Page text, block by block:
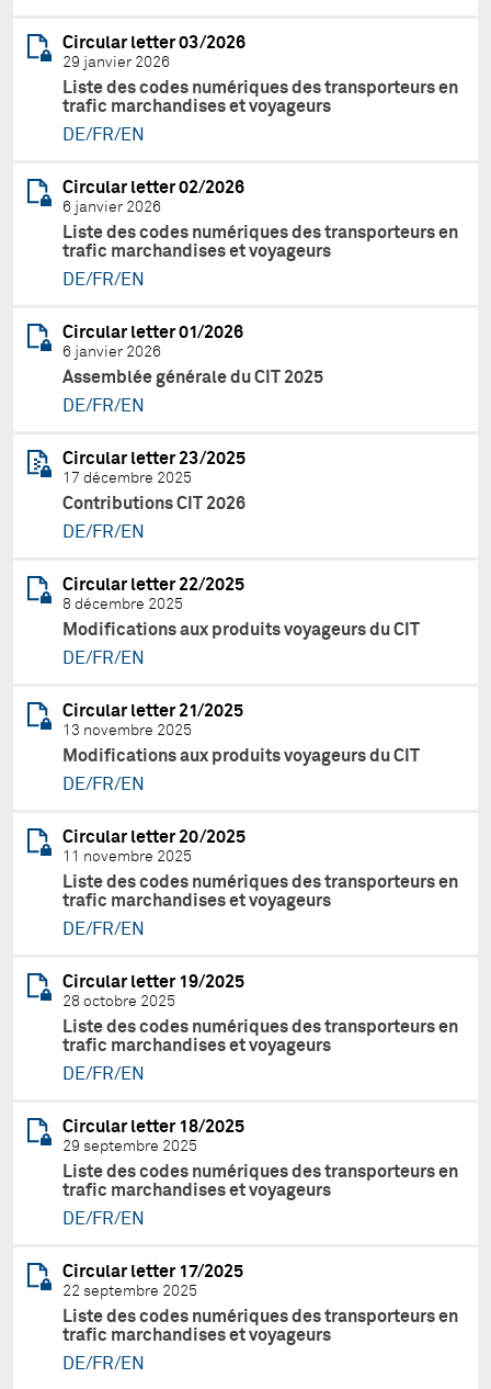
Circular letter 03/2026
29 janvier 2026
Liste des codes numériques des transporteurs en
trafic marchandises et voyageurs
DE/FR/EN
Circular letter 02/2026
6 janvier 2026
Liste des codes numériques des transporteurs en
trafic marchandises et voyageurs
DE/FR/EN
Circular letter 01/2026
6 janvier 2026
Assemblée générale du CIT 2025
DE/FR/EN
Circular letter 23/2025
17 décembre 2025
Contributions CIT 2026
DE/FR/EN
Circular letter 22/2025
8 décembre 2025
Modifications aux produits voyageurs du CIT
DE/FR/EN
Circular letter 21/2025
13 novembre 2025
Modifications aux produits voyageurs du CIT
DE/FR/EN
Circular letter 20/2025
11 novembre 2025
Liste des codes numériques des transporteurs en
trafic marchandises et voyageurs
DE/FR/EN
Circular letter 19/2025
28 octobre 2025
Liste des codes numériques des transporteurs en
trafic marchandises et voyageurs
DE/FR/EN
Circular letter 18/2025
29 septembre 2025
Liste des codes numériques des transporteurs en
trafic marchandises et voyageurs
DE/FR/EN
Circular letter 17/2025
22 septembre 2025
Liste des codes numériques des transporteurs en
trafic marchandises et voyageurs
DE/FR/EN